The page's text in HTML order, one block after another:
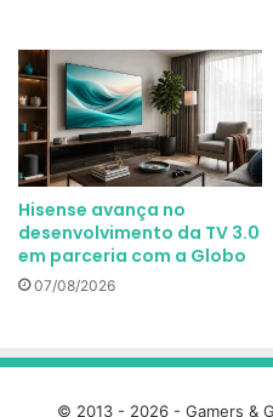
Hisense avança no
desenvolvimento da TV 3.0
em parceria com a Globo
07/08/2026
© 2013 - 2026 - Gamers &